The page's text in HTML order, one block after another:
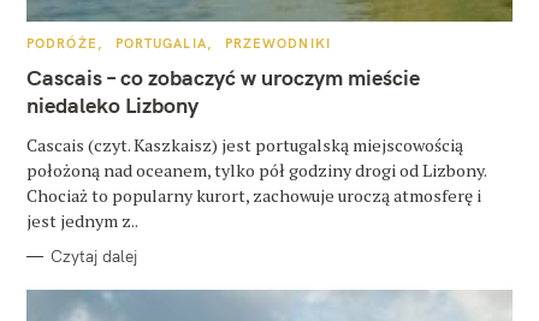
K
T
E
G
O
I
PODRÓŻE PORTUGALIA PRZEWODNIKI
Cascais – co zobaczyć w uroczym mieście
niedaleko Lizbony
Cascais (czyt. Kaszkaisz) jest portugalską miejscowością
położoną nad oceanem, tylko pół godziny drogi od Lizbony.
Chociaż to popularny kurort, zachowuje uroczą atmosferę i
jest jednym z..
Czytaj dalej
k
a
j
: